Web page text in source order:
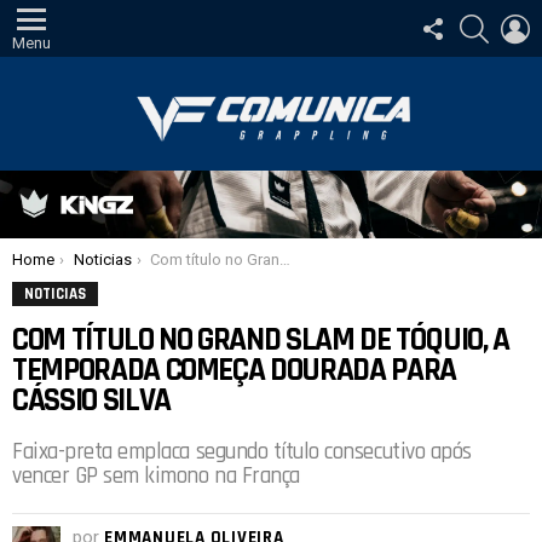
Menu
SIGA-
NOS
Você está aqui:
Home Noticias Com título no Grand Slam de Tóquio, a temporada começa dourada para Cássio Silva
NOTICIAS
COM TÍTULO NO GRAND SLAM DE TÓQUIO, A
TEMPORADA COMEÇA DOURADA PARA
CÁSSIO SILVA
Faixa-preta emplaca segundo título consecutivo após
vencer GP sem kimono na França
por EMMANUELA OLIVEIRA